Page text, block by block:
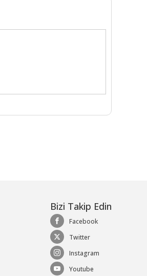
Bizi Takip Edin
Facebook
Twitter
Instagram
Youtube